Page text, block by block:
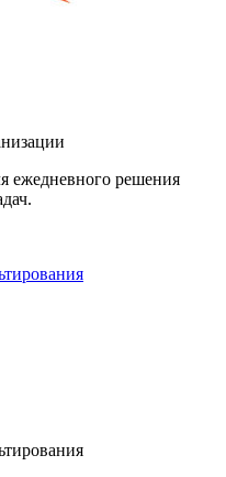
ежедневного решения